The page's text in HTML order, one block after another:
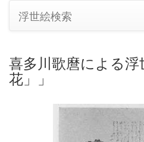
浮世絵検索
喜多川歌麿による
花」」